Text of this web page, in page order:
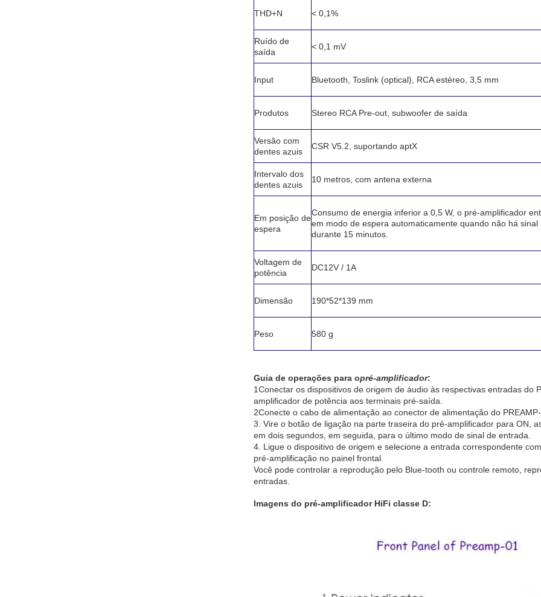
THD+N < 0,1%
Ruído de
saída
< 0,1 mV
Input Bluetooth, Toslink (optical), RCA estéreo, 3,5 mm
Produtos Stereo RCA Pre-out, subwoofer de saída
Versão com
dentes azuis
CSR V5.2, suportando aptX
Intervalo dos
dentes azuis
10 metros, com antena externa
Em posição de
espera
Consumo de energia inferior a 0,5 W, o pré-amplificador
em modo de espera automaticamente quando não há sinal
durante 15 minutos.
Voltagem de
potência
DC12V / 1A
Dimensão 190*52*139 mm
Peso 580 g
Guia de operações para opré-amplificador:
1Conectar os dispositivos de origem de áudio às respectivas entradas do
amplificador de potência aos terminais pré-saída.
2Conecte o cabo de alimentação ao conector de alimentação do
3. Vire o botão de ligação na parte traseira do pré-amplificador para ON,
em dois segundos, em seguida, para o último modo de sinal de entrada.
4. Ligue o dispositivo de origem e selecione a entrada correspondente
pré-amplificação no painel frontal.
Você pode controlar a reprodução pelo Blue-tooth ou controle remoto,
entradas.
Imagens do pré-amplificador HiFi classe D: